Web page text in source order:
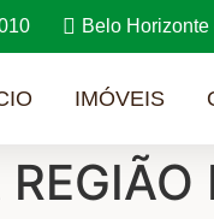
Belo Horizonte
IMÓVEIS